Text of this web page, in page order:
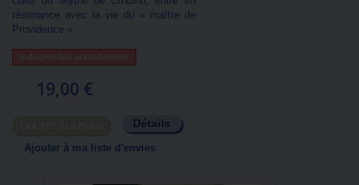
résonance avec la vie du « maître de
Providence ».
Indisponible actuellement
19,00 €
Détails
Ajouter à ma liste d'envies